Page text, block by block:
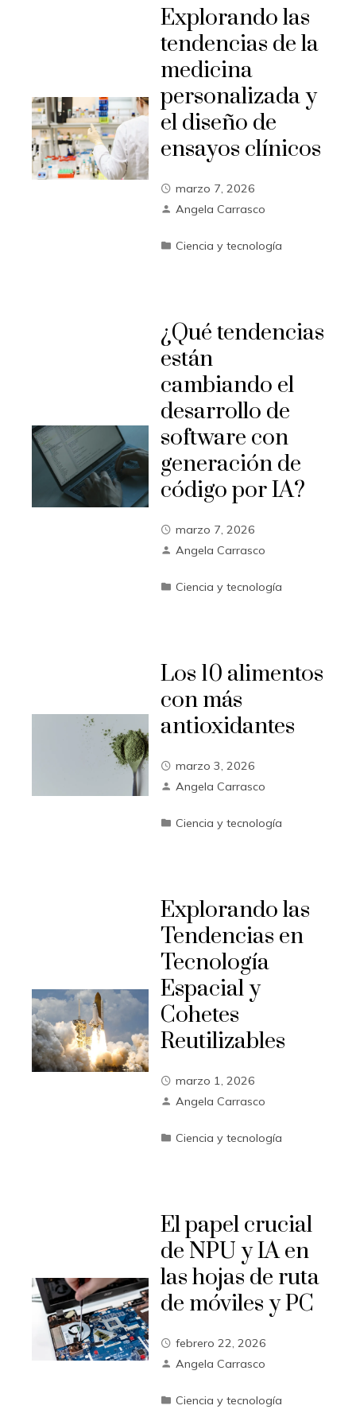
Explorando las
tendencias de la
medicina
personalizada y
el diseño de
ensayos clínicos
marzo 7, 2026
Angela Carrasco
Ciencia y tecnología
¿Qué tendencias
están
cambiando el
desarrollo de
software con
generación de
código por IA?
marzo 7, 2026
Angela Carrasco
Ciencia y tecnología
Los 10 alimentos
con más
antioxidantes
marzo 3, 2026
Angela Carrasco
Ciencia y tecnología
Explorando las
Tendencias en
Tecnología
Espacial y
Cohetes
Reutilizables
marzo 1, 2026
Angela Carrasco
Ciencia y tecnología
El papel crucial
de NPU y IA en
las hojas de ruta
de móviles y PC
febrero 22, 2026
Angela Carrasco
Ciencia y tecnología